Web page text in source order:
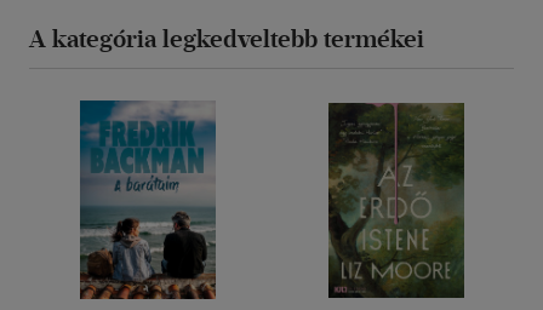
A kategória legkedveltebb termékei